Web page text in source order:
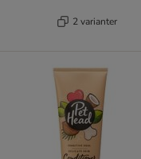
2 varianter